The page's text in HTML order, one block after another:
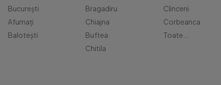
București
Afumați
Balotești
Bragadiru
Chiajna
Buftea
Chitila
Clinceni
Corbeanca
Toate...